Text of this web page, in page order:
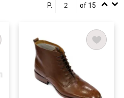
P. of 15